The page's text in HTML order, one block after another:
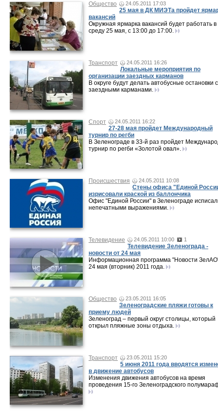
Общество 24.05.2011 17:03
25 мая в ДК МИЭТа пройдет
вакансий
Окружная ярмарка вакансий будет работать в
среду 25 мая, с 13:00 до 17:00.
Транспорт 24.05.2011 16:26
Локальные мероприятия по
организации заездных карманов
В округе будут делать автобусные остановки с
заездными карманами.
Спорт 24.05.2011 16:22
27-28 мая пройдет Международный
турнир по регби
В Зеленограде в 33-й раз пройдет
турнир по регби «Золотой овал».
Происшествия 24.05.2011 10:08
Стены офиса "Единой
изрисовали краской из баллончика
Офис "Единой России" в Зеленограде
непечатными выражениями.
Телевидение 24.05.2011 10:00 1
Телевидение Зеленограда -
новости от 24 мая
Информационная программа "Новости
24 мая (вторник) 2011 года.
Общество 23.05.2011 16:05
Зеленоградские пляжи готовы к
приему людей
Зеленоград – первый округ столицы, который
открыл пляжные зоны отдыха.
Транспорт 23.05.2011 15:20
5 июня 2011 года вводятся
в движение автобусов
Изменения движения автобусов на время
проведения 15-го Зеленоградского